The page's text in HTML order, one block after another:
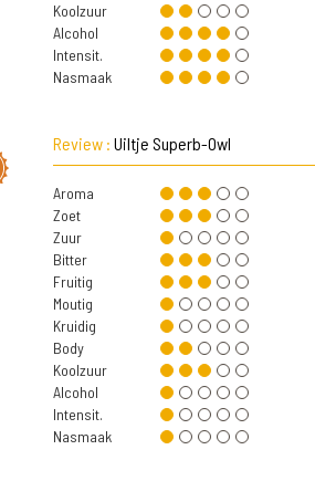
Koolzuur
Alcohol
Intensit.
Nasmaak
Review : Uiltje Superb-Owl
Aroma
Zoet
Zuur
Bitter
Fruitig
Moutig
Kruidig
Body
Koolzuur
Alcohol
Intensit.
Nasmaak